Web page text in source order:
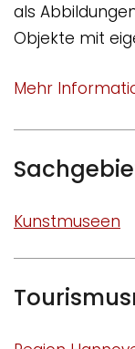
als
Objekte mit
Mehr
Kunstmuseen